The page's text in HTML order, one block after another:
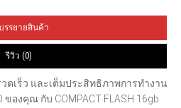
รรยายสินค้า
รีวิว (0)
ดเร็ว และเต็มประสิทธิภาพการทำงาน
ของคุณ กับ COMPACT FLASH 16gb